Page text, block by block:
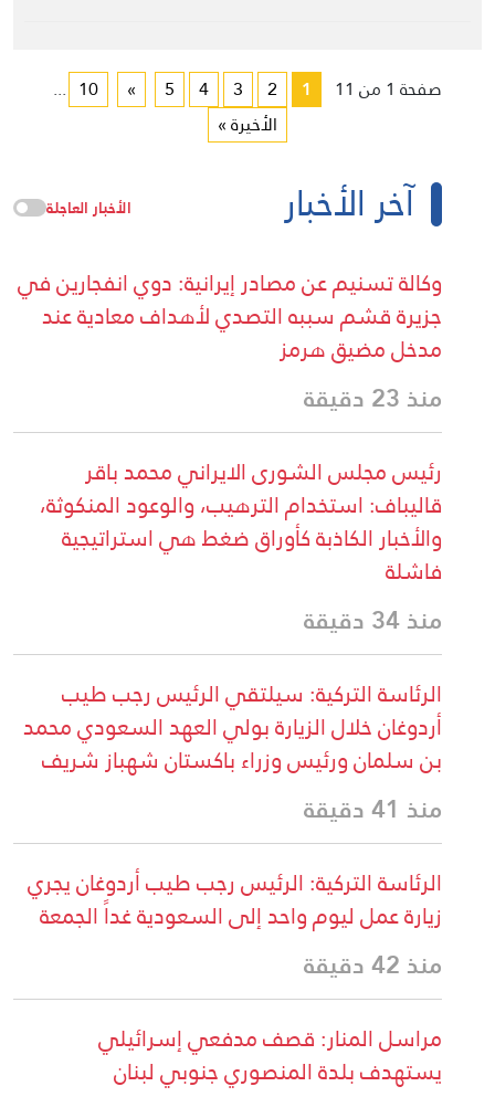
صفحة 1 من 11 1
2
3
4
5
»
10
...
الأخيرة »
آخر الأخبار الأخبار العاجلة
وكالة تسنيم عن مصادر إيرانية: دوي انفجارين في
جزيرة قشم سببه التصدي لأهداف معادية عند
مدخل مضيق هرمز
منذ 23 دقيقة
رئيس مجلس الشورى الايراني محمد باقر
قاليباف: استخدام الترهيب، والوعود المنكوثة،
والأخبار الكاذبة كأوراق ضغط هي استراتيجية
فاشلة
منذ 34 دقيقة
الرئاسة التركية: سيلتقي الرئيس رجب طيب
أردوغان خلال الزيارة بولي العهد السعودي محمد
بن سلمان ورئيس وزراء باكستان شهباز شريف
منذ 41 دقيقة
الرئاسة التركية: الرئيس رجب طيب أردوغان يجري
زيارة عمل ليوم واحد إلى السعودية غداً الجمعة
منذ 42 دقيقة
مراسل المنار: قصف مدفعي إسرائيلي
يستهدف بلدة المنصوري جنوبي لبنان